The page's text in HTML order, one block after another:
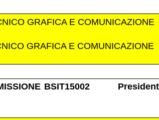
GRAFICA E COMUNICAZIONE
GRAFICA E COMUNICAZIONE
BSIT15002